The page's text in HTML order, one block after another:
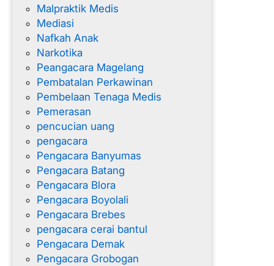
Malpraktik Medis
Mediasi
Nafkah Anak
Narkotika
Peangacara Magelang
Pembatalan Perkawinan
Pembelaan Tenaga Medis
Pemerasan
pencucian uang
pengacara
Pengacara Banyumas
Pengacara Batang
Pengacara Blora
Pengacara Boyolali
Pengacara Brebes
pengacara cerai bantul
Pengacara Demak
Pengacara Grobogan